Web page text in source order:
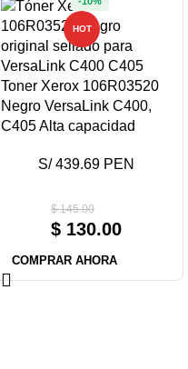
Toner Xerox 106R03520
Negro VersaLink C400,
C405 Alta capacidad
$145.00
$ 130.00
HOT
S/ 439.69 PEN
COMPRAR AHORA